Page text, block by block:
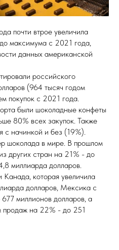
почти втрое увеличила
максимума с 2021 года,
данных американской
российского
(964 тысяч годом
покупок с 2021 года.
были шоколадные конфеты
80% всех закупок. Также
с начинкой и без (19%).
шоколада в мире. В прошлом
других стран на 21% - до
миллиарда долларов.
которая увеличила
долларов, Мексика с
миллионов долларов, а
продаж на 22% - до 251